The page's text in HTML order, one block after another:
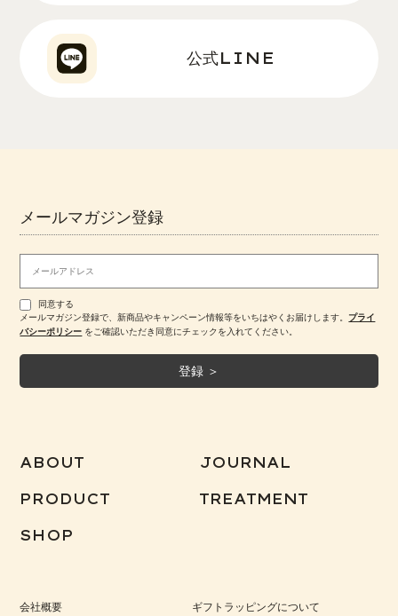
公式LINE
メールマガジン登録
同意する
メールマガジン登録で、新商品やキャンペーン情報等をいちはやくお届けします。 プライ
バシーポリシー をご確認いただき同意にチェックを入れてください。
ABOUT JOURNAL
PRODUCT TREATMENT
SHOP
会社概要 ギフトラッピングについて